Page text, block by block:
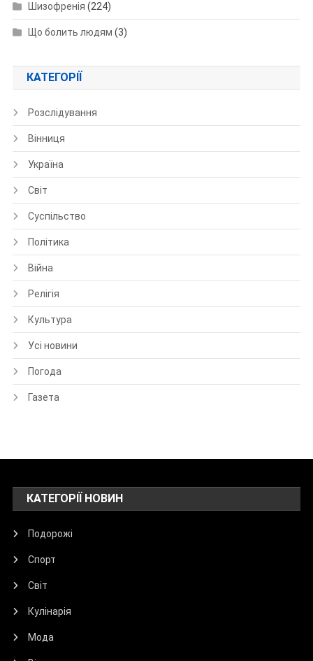
Шизофренія (224)
Що болить людям (3)
КАТЕГОРІЇ
Розслідування
Вінниця
Україна
Світ
Суспільство
Політика
Війна
Релігія
Культура
Усі новини
Погода
Газета
КАТЕГОРІЇ НОВИН
Подорожі
Спорт
Світ
Кулінарія
Мода